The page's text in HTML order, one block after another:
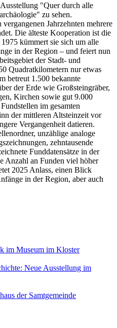
"Quer durch alle
zu sehen.
Jahrzehnten mehrere
Die älteste Kooperation ist die
kümmert sie sich um alle
in der Region – und feiert nun
der Stadt- und
Quadratkilometern nur etwas
betreut 1.500 bekannte
der Erde wie Großsteingräber,
Kirchen sowie gut 9.000
im gesamten
der mittleren Altsteinzeit vor
Vergangenheit datieren.
unzählige analoge
zehntausende
Funddatensätze in der
Anzahl an Funden viel höher
2025 Anlass, einen Blick
in der Region, aber auch
im Museum im Kloster
Neue Ausstellung im
der Samtgemeinde